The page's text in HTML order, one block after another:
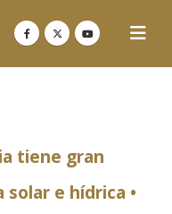
tiene gran
e hídrica •